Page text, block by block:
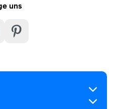
uns